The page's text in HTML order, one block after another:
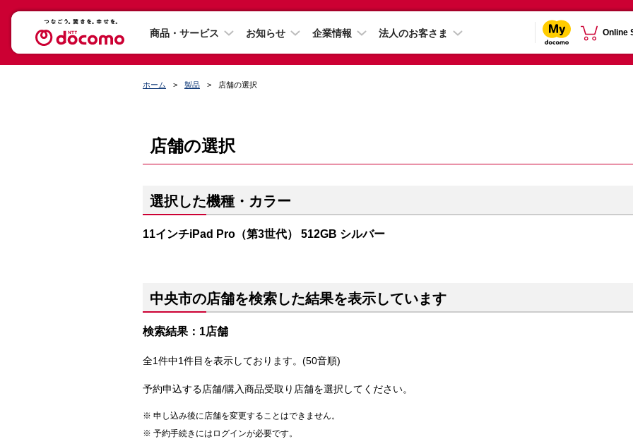
商品・サービス お知らせ 企業情報 法人のお客さま Online
ホーム 製品 店舗の選択
店舗の選択
選択した機種・カラー
11インチiPad Pro（第3世代） 512GB シルバー
中央市の店舗を検索した結果を表示しています
検索結果：1店舗
全1件中1件目を表示しております。(50音順)
予約申込する店舗/購入商品受取り店舗を選択してください。
申し込み後に店舗を変更することはできません。
予約手続きにはログインが必要です。